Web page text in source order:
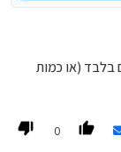
בלבד (או כמות
0